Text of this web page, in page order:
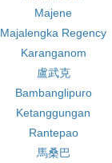
Majene
Majalengka Regency
Karanganom
盧武克
Bambanglipuro
Ketanggungan
Rantepao
馬桑巴